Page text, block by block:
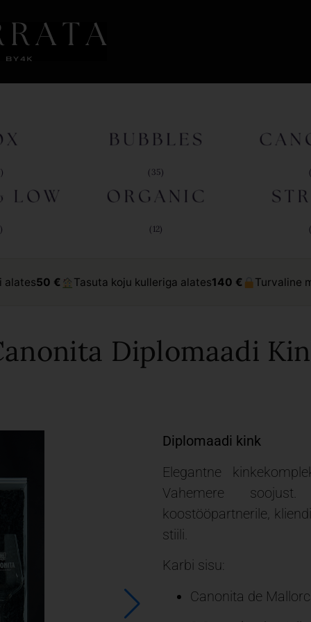
(35)
(12)
alates50 € Tasuta koju kulleriga alates140 € Turvaline
Diplomaadi
Diplomaadi kink
Elegantne
Vahemere
koostööpartnerile,
stiili.
Karbi sisu:
Canonita de